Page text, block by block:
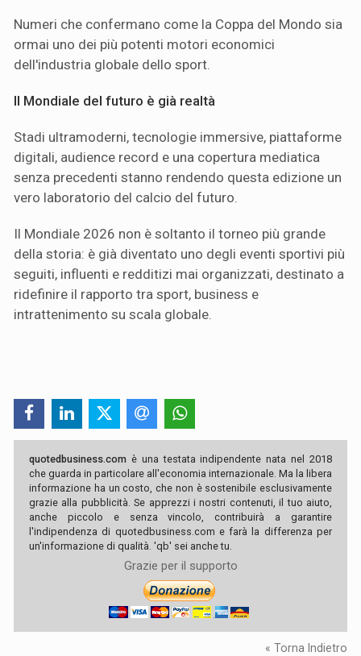
Numeri che confermano come la Coppa del Mondo sia
ormai uno dei più potenti motori economici
dell'industria globale dello sport.
Il Mondiale del futuro è già realtà
Stadi ultramoderni, tecnologie immersive, piattaforme
digitali, audience record e una copertura mediatica
senza precedenti stanno rendendo questa edizione un
vero laboratorio del calcio del futuro.
Il Mondiale 2026 non è soltanto il torneo più grande
della storia: è già diventato uno degli eventi sportivi più
seguiti, influenti e redditizi mai organizzati, destinato a
ridefinire il rapporto tra sport, business e
intrattenimento su scala globale.
quotedbusiness.com è una testata indipendente nata nel 2018
che guarda in particolare all'economia internazionale. Ma la libera
informazione ha un costo, che non è sostenibile esclusivamente
grazie alla pubblicità. Se apprezzi i nostri contenuti, il tuo aiuto,
anche piccolo e senza vincolo, contribuirà a garantire
l'indipendenza di quotedbusiness.com e farà la differenza per
un'informazione di qualità. 'qb' sei anche tu.
Grazie per il supporto
« Torna Indietro